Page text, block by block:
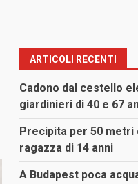
ARTICOLI RECENTI
Cadono dal cestello
giardinieri di 40 e 67
Precipita per 50 metri
ragazza di 14 anni
A Budapest poca